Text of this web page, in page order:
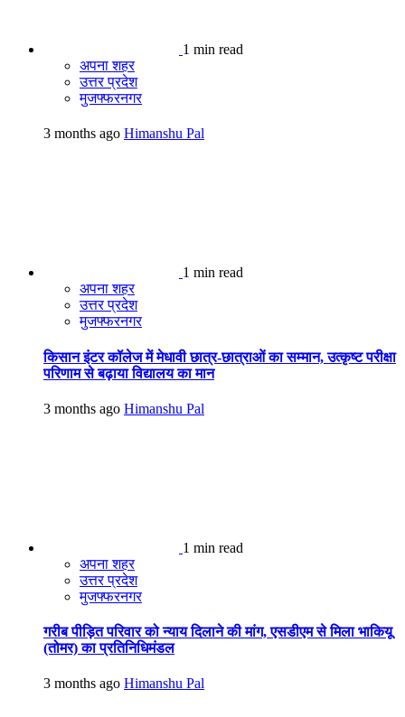
1 min read
अपना शहर
उत्तर प्रदेश
मुजफ्फरनगर
3 months ago Himanshu Pal
1 min read
अपना शहर
उत्तर प्रदेश
मुजफ्फरनगर
किसान इंटर कॉलेज में मेधावी छात्र-छात्राओं का सम्मान, उत्कृष्ट परीक्षा
परिणाम से बढ़ाया विद्यालय का मान
3 months ago Himanshu Pal
1 min read
अपना शहर
उत्तर प्रदेश
मुजफ्फरनगर
गरीब पीड़ित परिवार को न्याय दिलाने की मांग, एसडीएम से मिला भाकियू
(तोमर) का प्रतिनिधिमंडल
3 months ago Himanshu Pal